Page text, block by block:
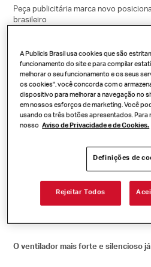
Peça publicitária marca novo
brasileiro
“Potência nunca foi sinônimo de
Silence Force”. Com essa frase de
situações em que potência e alto
decolagem de um foguete, uma
até a aceleração de um carro, no
Groupe SEB.
Em um filme de 30 segundos, com o
para as mídias on e off-line, a
companhia e anuncia uma “nova era”
empresa número 1 e
ventilação.
A comunicação da campanha foi
com imagens da Bando Studio e
O ventilador mais forte e silencioso
A Publicis Brasil usa cookies que são
funcionamento do site e para compilar
melhorar o seu funcionamento e os seus
os cookies", você concorda com o
dispositivo para melhorar a navegação no
em nossos esforços de marketing. Você
usando os três botões apresentados. Para
nosso Aviso de Privacidade e de Cookies.
Definições de
Rejeitar Todos